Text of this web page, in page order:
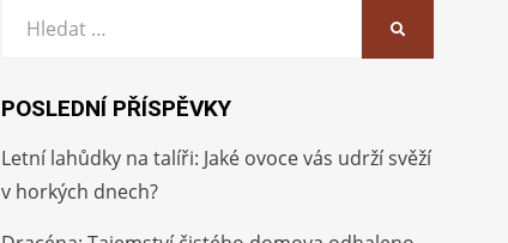
Vyhledat:
POSLEDNÍ PŘÍSPĚVKY
Letní lahůdky na talíři: Jaké ovoce vás udrží svěží
v horkých dnech?